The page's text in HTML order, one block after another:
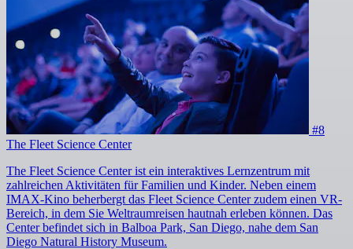
#8
The Fleet Science Center
The Fleet Science Center ist ein interaktives Lernzentrum mit
zahlreichen Aktivitäten für Familien und Kinder. Neben einem
IMAX-Kino beherbergt das Fleet Science Center zudem einen VR-
Bereich, in dem Sie Weltraumreisen hautnah erleben können. Das
Center befindet sich in Balboa Park, San Diego, nahe dem San
Diego Natural History Museum.